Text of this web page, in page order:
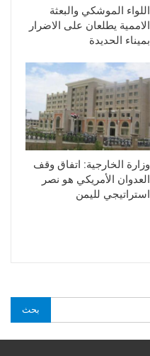
اللواء الموشكي والبعثة
الاممية يطلعان على الاضرار
بميناء الحديدة
وزارة الخارجية: اتفاق وقف
العدوان الأمريكي هو نصر
استراتيجي لليمن